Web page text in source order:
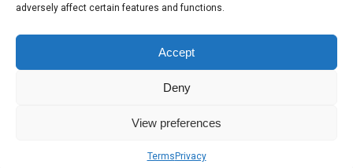
adversely affect certain features and functions.
Accept
Deny
View preferences
Terms Privacy
Sobre nosotros Términos